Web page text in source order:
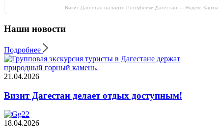
Визит Дагестан на карте Республики Дагестан — Яндекс Карты
Наши новости
Подробнее
21.04.2026
Визит Дагестан делает отдых доступным!
18.04.2026